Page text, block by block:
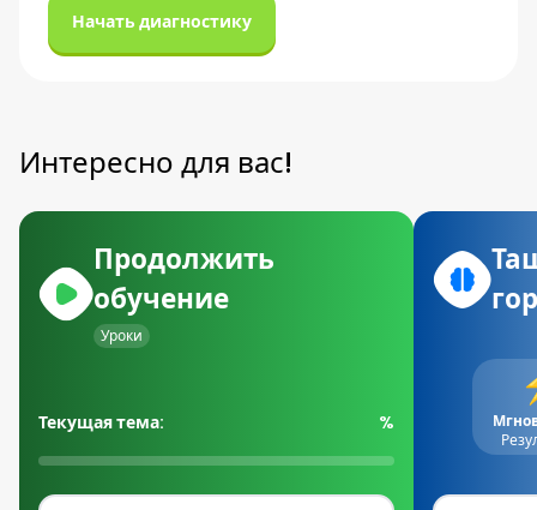
Начать диагностику
Интересно для вас!
Продолжить
обучение
Уроки
Текущая тема: %